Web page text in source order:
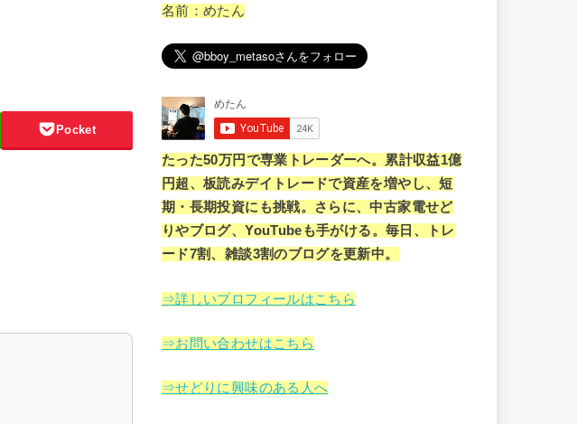
Pocket
名前：めたん
たった50万円で専業トレーダーへ。累計収益1億
円超、板読みデイトレードで資産を増やし、短
期・長期投資にも挑戦。さらに、中古家電せど
りやブログ、YouTubeも手がける。毎日、トレ
ード7割、雑談3割のブログを更新中。
⇒詳しいプロフィールはこちら
⇒お問い合わせはこちら
⇒せどりに興味のある人へ